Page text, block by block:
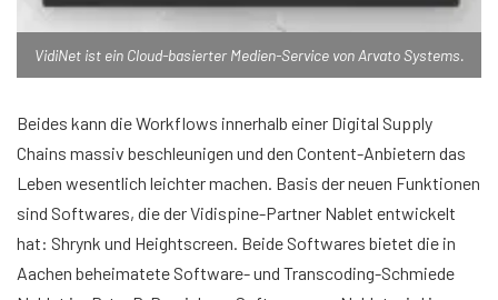
VidiNet ist ein Cloud-basierter Medien-Service von Arvato Systems.
Beides kann die Workflows innerhalb einer Digital Supply
Chains massiv beschleunigen und den Content-Anbietern das
Leben wesentlich leichter machen. Basis der neuen Funktionen
sind Softwares, die der Vidispine-Partner Nablet entwickelt
hat: Shrynk und Heightscreen. Beide Softwares bietet die in
Aachen beheimatete Software- und Transcoding-Schmiede